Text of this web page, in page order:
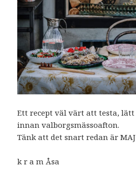
Ett recept väl värt att testa,
innan valborgsmässoafton.
Tänk att det snart redan är
k r a m Åsa